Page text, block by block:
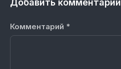
Добавить комментарий
Комментарий *